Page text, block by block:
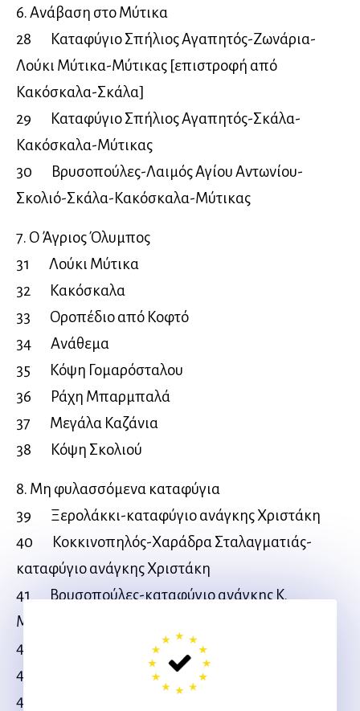
6. Ανάβαση στο Μύτικα
28 Καταφύγιο Σπήλιος Αγαπητός-Ζωνάρια-
Λούκι Μύτικα-Μύτικας [επιστροφή από
Κακόσκαλα-Σκάλα]
29 Καταφύγιο Σπήλιος Αγαπητός-Σκάλα-
Κακόσκαλα-Μύτικας
30 Βρυσοπούλες-Λαιμός Αγίου Αντωνίου-
Σκολιό-Σκάλα-Κακόσκαλα-Μύτικας
7. Ο Άγριος Όλυμπος
31 Λούκι Μύτικα
32 Κακόσκαλα
33 Οροπέδιο από Κοφτό
34 Ανάθεμα
35 Κόψη Γομαρόσταλου
36 Ράχη Μπαρμπαλά
37 Μεγάλα Καζάνια
38 Κόψη Σκολιού
8. Μη φυλασσόμενα καταφύγια
39 Ξερολάκκι-καταφύγιο ανάγκης Χριστάκη
40 Κοκκινοπηλός-Χαράδρα Σταλαγματιάς-
καταφύγιο ανάγκης Χριστάκη
41 Βρυσοπούλες-καταφύγιο ανάγκης Κ.
Μιγκοτζίδης
42 Λιτόχωρο-Γκόλνα-Τσουκνίδα-Λιβαδάκι
43 Πριόνια-Λιβαδάκι
44 Λιτόχωρο – Ντελή – Τσουκνίδα – Λιβαδάκι